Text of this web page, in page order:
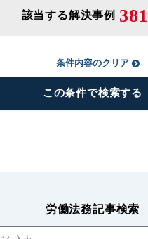
該当する解決事例 381
条件内容のクリア
この条件で検索する
労働法務記事検索